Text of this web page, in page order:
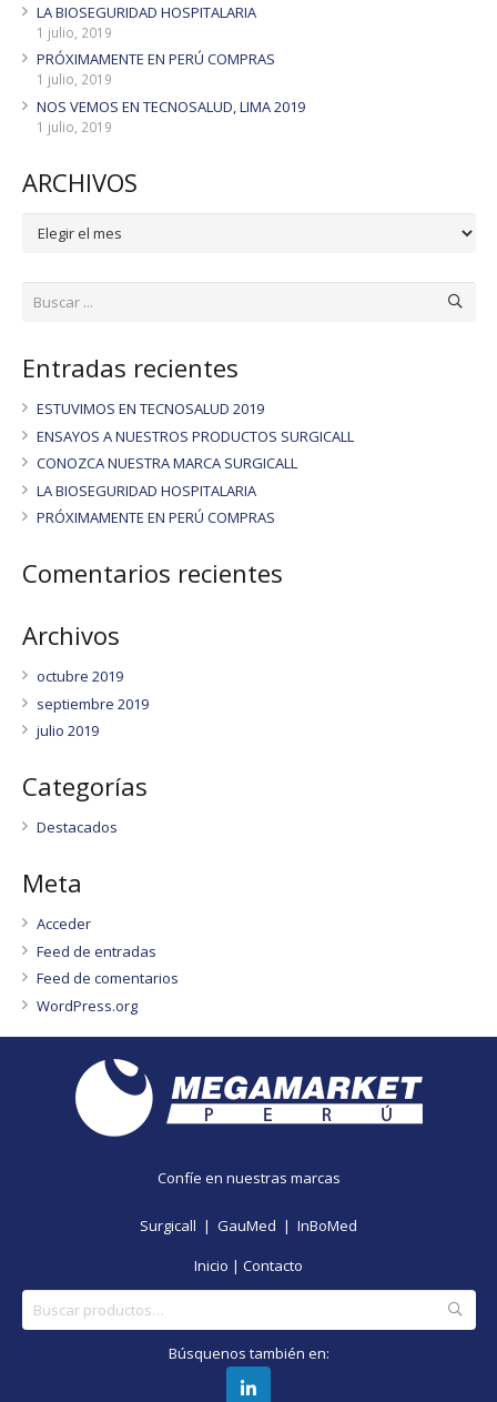
LA BIOSEGURIDAD HOSPITALARIA
1 julio, 2019
PRÓXIMAMENTE EN PERÚ COMPRAS
1 julio, 2019
NOS VEMOS EN TECNOSALUD, LIMA 2019
1 julio, 2019
ARCHIVOS
ARCHIVOS
Entradas recientes
ESTUVIMOS EN TECNOSALUD 2019
ENSAYOS A NUESTROS PRODUCTOS SURGICALL
CONOZCA NUESTRA MARCA SURGICALL
LA BIOSEGURIDAD HOSPITALARIA
PRÓXIMAMENTE EN PERÚ COMPRAS
Comentarios recientes
Archivos
octubre 2019
septiembre 2019
julio 2019
Categorías
Destacados
Meta
Acceder
Feed de entradas
Feed de comentarios
WordPress.org
Confíe en nuestras marcas
Surgicall | GauMed | InBoMed
Inicio | Contacto
por:
Búsquenos también en: